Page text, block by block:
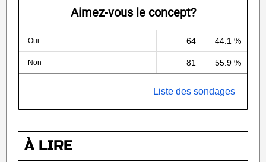
Aimez-vous le concept?
Oui 64 44.1 %
Non 81 55.9 %
Liste des sondages
À LIRE